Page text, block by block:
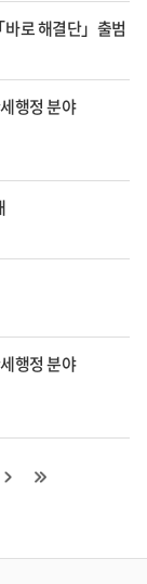
로 해결단」출범
행정 분야
행정 분야